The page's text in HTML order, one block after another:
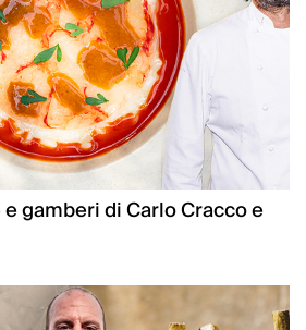
gamberi di Carlo Cracco e